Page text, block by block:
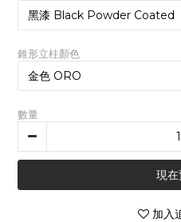
錐形立柱顏色
數量
現
加入